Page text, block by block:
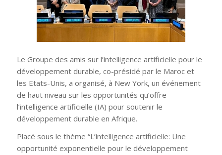
Le Groupe des amis sur l’intelligence artificielle pour le
développement durable, co-présidé par le Maroc et
les Etats-Unis, a organisé, à New York, un événement
de haut niveau sur les opportunités qu’offre
l’intelligence artificielle (IA) pour soutenir le
développement durable en Afrique.
Placé sous le thème “L’intelligence artificielle: Une
opportunité exponentielle pour le développement